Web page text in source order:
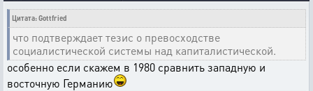
Цитата: Gottfried
что подтверждает тезис о превосходстве
социалистической системы над капиталистической.
особенно если скажем в 1980 сравнить западную и
восточную Германию